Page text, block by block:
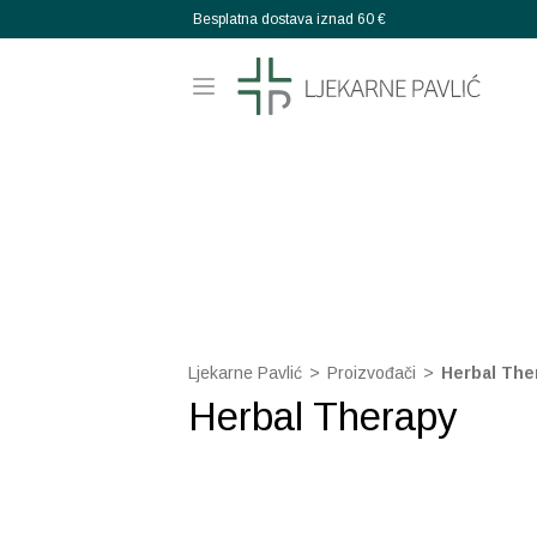
Besplatna dostava iznad 60 €
Ljekarne Pavlić > Proizvođači > Herbal
Herbal Therapy